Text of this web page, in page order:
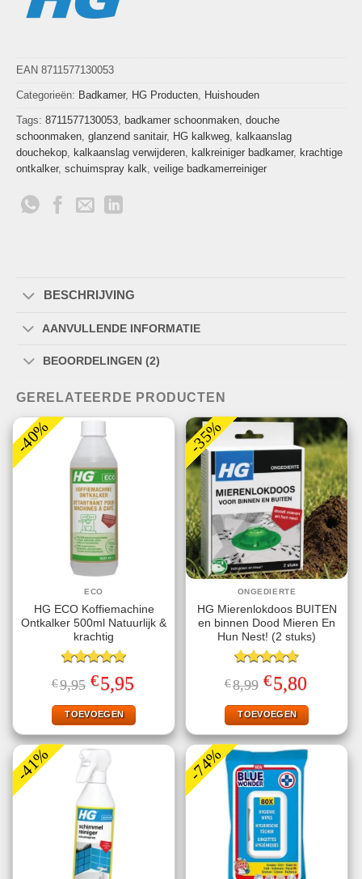
EAN 8711577130053
Categorieën: Badkamer, HG Producten, Huishouden
Tags: 8711577130053, badkamer schoonmaken, douche
schoonmaken, glanzend sanitair, HG kalkweg, kalkaanslag
douchekop, kalkaanslag verwijderen, kalkreiniger badkamer, krachtige
ontkalker, schuimspray kalk, veilige badkamerreiniger
BESCHRIJVING
AANVULLENDE INFORMATIE
BEOORDELINGEN (2)
GERELATEERDE PRODUCTEN
-40%
ECO
HG ECO Koffiemachine
Ontkalker 500ml Natuurlijk &
krachtig
Gewaardeerd
5.00uit 5
€9,95 Oorspronkelijke
prijs
was:
€9,95.
€5,95
is:
€5,95.
TOEVOEGEN
-35%
ONGEDIERTE
HG Mierenlokdoos BUITEN
en binnen Dood Mieren En
Hun Nest! (2 stuks)
Gewaardeerd
4.67uit 5
€8,99 Oorspronkelijke
prijs
was:
€8,99.
€5,80
is:
€5,80.
TOEVOEGEN
-41% -74%